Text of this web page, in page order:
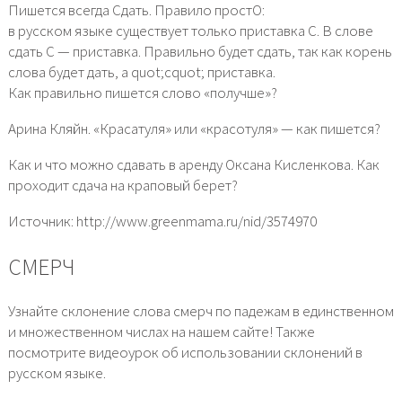
Пишется всегда Сдать. Правило простО:
в русском языке существует только приставка С. В слове
сдать С — приставка. Правильно будет сдать, так как корень
слова будет дать, а quot;сquot; приставка.
Как правильно пишется слово «получше»?
Арина Кляйн. «Красатуля» или «красотуля» — как пишется?
Как и что можно сдавать в аренду Оксана Кисленкова. Как
проходит сдача на краповый берет?
Источник: http://www.greenmama.ru/nid/3574970
СМЕРЧ
Узнайте склонение слова смерч по падежам в единственном
и множественном числах на нашем сайте! Также
посмотрите видеоурок об использовании склонений в
русском языке.